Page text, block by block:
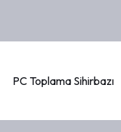
PC Toplama Sihirbazı